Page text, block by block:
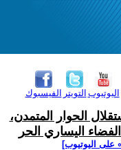
الفيسبوك التويتر اليوتيوب
الحوار المتمدن،
اليساري الحر
على اليوتيوب]